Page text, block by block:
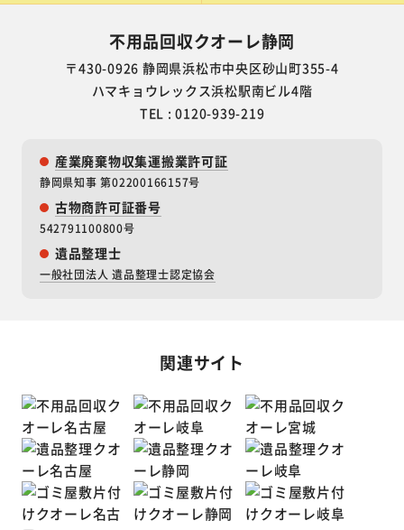
不用品回収クオーレ静岡
〒430-0926 静岡県浜松市中央区砂山町355-4
ハマキョウレックス浜松駅南ビル4階
TEL : 0120-939-219
産業廃棄物収集運搬業許可証
静岡県知事 第02200166157号
古物商許可証番号
542791100800号
遺品整理士
一般社団法人 遺品整理士認定協会
関連サイト